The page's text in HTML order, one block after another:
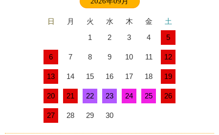
日 月 火 水 木 金
土
1
2 3 4 5
6 7 8 9 10 11 12
13 14 15 16 17 18 19
20 21 22 23 24 25 26
27 28 29 30